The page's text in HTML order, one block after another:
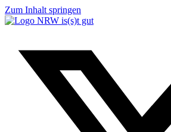
Zum Inhalt springen